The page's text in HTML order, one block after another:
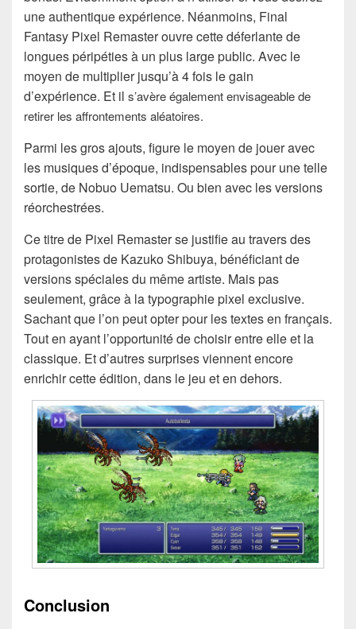
une authentique expérience. Néanmoins, Final
Fantasy Pixel Remaster ouvre cette déferlante de
longues péripéties à un plus large public. Avec le
moyen de multiplier jusqu’à 4 fois le gain
d’expérience. Et il s’avère également envisageable de
retirer les affrontements aléatoires.
Parmi les gros ajouts, figure le moyen de jouer avec
les musiques d’époque, indispensables pour une telle
sortie, de Nobuo Uematsu. Ou bien avec les versions
réorchestrées.
Ce titre de Pixel Remaster se justifie au travers des
protagonistes de Kazuko Shibuya, bénéficiant de
versions spéciales du même artiste. Mais pas
seulement, grâce à la typographie pixel exclusive.
Sachant que l’on peut opter pour les textes en français.
Tout en ayant l’opportunité de choisir entre elle et la
classique. Et d’autres surprises viennent encore
enrichir cette édition, dans le jeu et en dehors.
Conclusion